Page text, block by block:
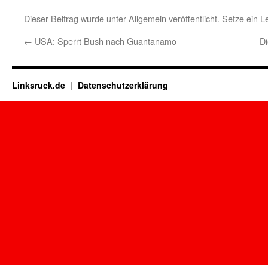
Dieser Beitrag wurde unterAllgemein veröffentlicht. Setze ein
← USA: Sperrt Bush nach Guantanamo
Linksruck.de Datenschutzerklärung